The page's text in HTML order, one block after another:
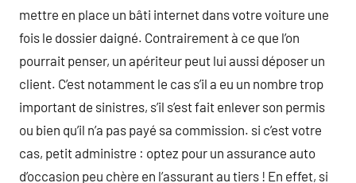
mettre en place un bâti internet dans votre voiture une
fois le dossier daigné. Contrairement à ce que l’on
pourrait penser, un apériteur peut lui aussi déposer un
client. C’est notamment le cas s’il a eu un nombre trop
important de sinistres, s’il s’est fait enlever son permis
ou bien qu’il n’a pas payé sa commission. si c’est votre
cas, petit administre : optez pour un assurance auto
d’occasion peu chère en l’assurant au tiers ! En effet, si